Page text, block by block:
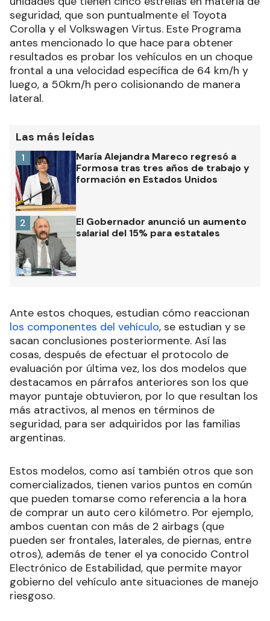
seguridad, que son puntualmente el Toyota
Corolla y el Volkswagen Virtus. Este Programa
antes mencionado lo que hace para obtener
resultados es probar los vehículos en un choque
frontal a una velocidad específica de 64 km/h y
luego, a 50km/h pero colisionando de manera
lateral.
Las más leídas
María Alejandra Mareco regresó a
Formosa tras tres años de trabajo y
formación en Estados Unidos
1
El Gobernador anunció un aumento
salarial del 15% para estatales
2
Ante estos choques, estudian cómo reaccionan
los componentes del vehículo, se estudian y se
sacan conclusiones posteriormente. Así las
cosas, después de efectuar el protocolo de
evaluación por última vez, los dos modelos que
destacamos en párrafos anteriores son los que
mayor puntaje obtuvieron, por lo que resultan los
más atractivos, al menos en términos de
seguridad, para ser adquiridos por las familias
argentinas.
Estos modelos, como así también otros que son
comercializados, tienen varios puntos en común
que pueden tomarse como referencia a la hora
de comprar un auto cero kilómetro. Por ejemplo,
ambos cuentan con más de 2 airbags (que
pueden ser frontales, laterales, de piernas, entre
otros), además de tener el ya conocido Control
Electrónico de Estabilidad, que permite mayor
gobierno del vehículo ante situaciones de manejo
riesgoso.